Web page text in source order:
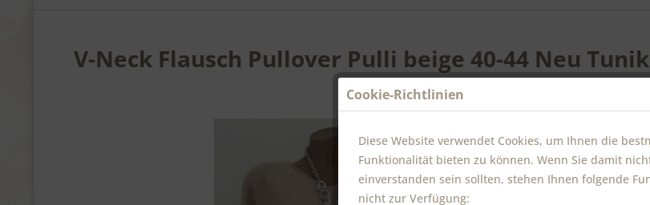
V-Neck Flausch Pullover Pulli beige 40-44 Neu
Cookie-Richtlinien
Diese Website verwendet Cookies, um Ihnen die
Funktionalität bieten zu können. Wenn Sie damit
einverstanden sein sollten, stehen Ihnen folgende
nicht zur Verfügung: